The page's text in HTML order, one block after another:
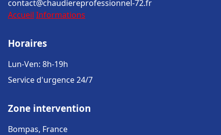
contact@chaudiereprofessionnel-72.fr
Accueil Informations
Horaires
Lun-Ven: 8h-19h
Service d'urgence 24/7
Zone intervention
Bompas, France